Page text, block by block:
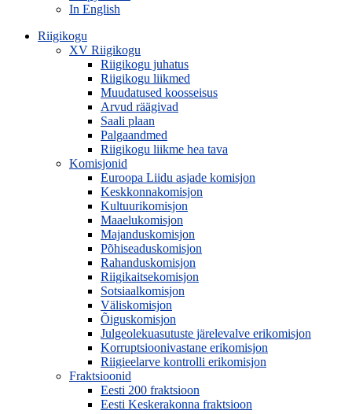
In English
Riigikogu
XV Riigikogu
Riigikogu juhatus
Riigikogu liikmed
Muudatused koosseisus
Arvud räägivad
Saali plaan
Palgaandmed
Riigikogu liikme hea tava
Komisjonid
Euroopa Liidu asjade komisjon
Keskkonnakomisjon
Kultuurikomisjon
Maaelukomisjon
Majanduskomisjon
Põhiseaduskomisjon
Rahanduskomisjon
Riigikaitsekomisjon
Sotsiaalkomisjon
Väliskomisjon
Õiguskomisjon
Julgeolekuasutuste järelevalve erikomisjon
Korruptsioonivastane erikomisjon
Riigieelarve kontrolli erikomisjon
Fraktsioonid
Eesti 200 fraktsioon
Eesti Keskerakonna fraktsioon